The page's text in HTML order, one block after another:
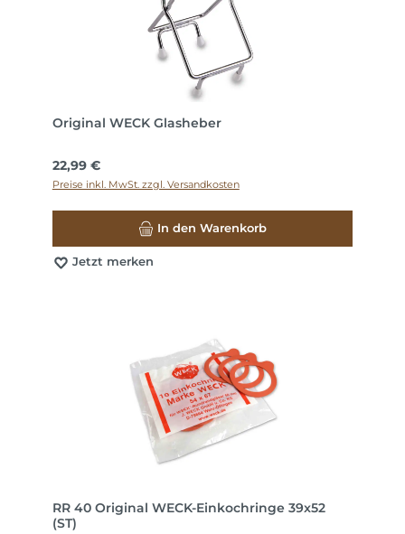
Original WECK Glasheber
Regulärer Preis:
22,99 €
Preise inkl. MwSt. zzgl. Versandkosten
In den Warenkorb
Jetzt merken
RR 40 Original WECK-Einkochringe 39x52
(ST)